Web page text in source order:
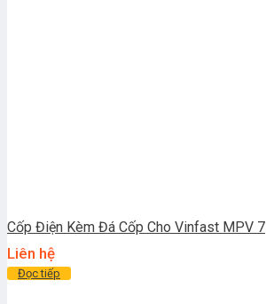
Cốp Điện Kèm Đá Cốp Cho Vinfast MPV 7
Liên hệ
Đọc tiếp